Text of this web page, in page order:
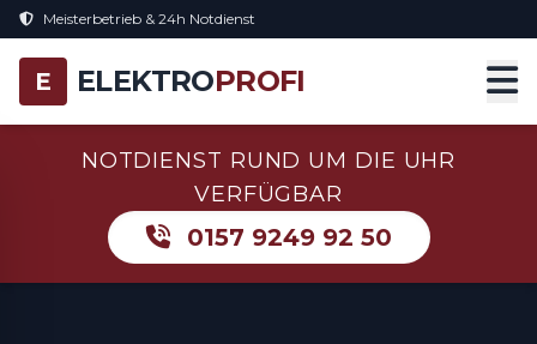
Meisterbetrieb & 24h Notdienst
E ELEKTROPROFI
NOTDIENST RUND UM DIE UHR
VERFÜGBAR
0157 9249 92 50